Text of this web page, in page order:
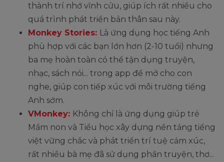
thành trí nhớ vĩnh cửu, giúp ích rất nhiều cho
quá trình phát triển bản thân sau này.
Monkey Stories: Là ứng dụng học tiếng Anh
phù hợp với các bạn lớn hơn (2-10 tuổi) nhưng
ba mẹ hoàn toàn có thể tận dụng truyện,
nhạc, sách nói... trong app để mở cho con
nghe, giúp con tiếp xúc với môi trường tiếng
Anh sớm.
VMonkey: Không chỉ là ứng dụng giúp trẻ
Mầm non và Tiểu học xây dựng nền tảng tiếng
việt vững chắc và phát triển trí tuệ cảm xúc,
rất nhiều bà mẹ đã sử dụng phần truyện, thơ...